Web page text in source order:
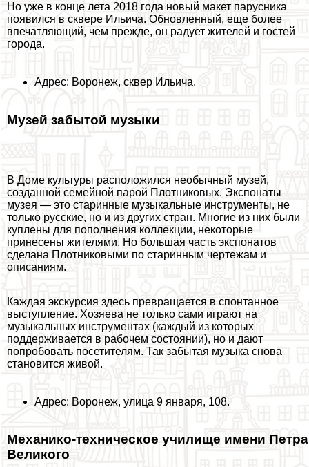
Но уже в конце лета 2018 года новый макет парусника
появился в сквере Ильича. Обновленный, еще более
впечатляющий, чем прежде, он радует жителей и гостей
города.
Адрес: Воронеж, сквер Ильича.
Музей забытой музыки
В Доме культуры расположился необычный музей,
созданной семейной парой Плотниковых. Экспонаты
музея — это старинные музыкальные инструменты, не
только русские, но и из других стран. Многие из них были
куплены для пополнения коллекции, некоторые
принесены жителями. Но большая часть экспонатов
сделана Плотниковыми по старинным чертежам и
описаниям.
Каждая экскурсия здесь превращается в спонтанное
выступление. Хозяева не только сами играют на
музыкальных инструментах (каждый из которых
поддерживается в рабочем состоянии), но и дают
попробовать посетителям. Так забытая музыка снова
становится живой.
Адрес: Воронеж, улица 9 января, 108.
Механико-техническое училище имени Петра
Великого